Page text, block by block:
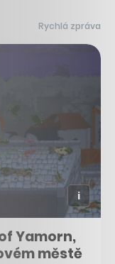
Rychlá zpráva
Yamorn,
městě